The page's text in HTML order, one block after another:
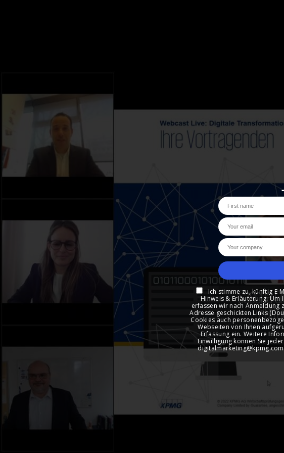
Ich stimme zu, künftig E-
Hinweis & Erläuterung: Um
erfassen wir nach Anmeldung
Adresse geschickten Links
Cookies auch
Webseiten von Ihnen
Erfassung ein. Weitere
Einwilligung können Sie